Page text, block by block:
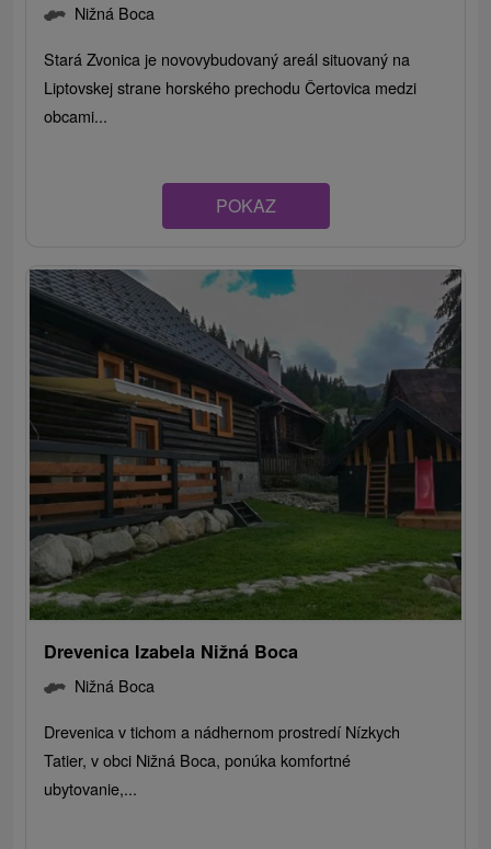
Nižná Boca
Stará Zvonica je novovybudovaný areál situovaný na
Liptovskej strane horského prechodu Čertovica medzi
obcami...
POKAZ
Drevenica Izabela Nižná Boca
Nižná Boca
Drevenica v tichom a nádhernom prostredí Nízkych
Tatier, v obci Nižná Boca, ponúka komfortné
ubytovanie,...